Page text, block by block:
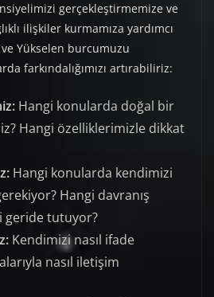
gerçekleştirmemize ve
ilişkiler kurmamıza yardımcı
Yükselen burcumuzu
farkındalığımızı artırabiliriz:
Hangi konularda doğal bir
Hangi özelliklerimizle dikkat
Hangi konularda kendimizi
Hangi davranış
geride tutuyor?
Kendimizi nasıl ifade
nasıl iletişim